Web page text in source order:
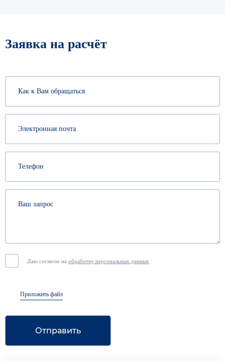
Заявка на расчёт
Даю согласие на обработку персональных данных
Приложить файл
Отправить